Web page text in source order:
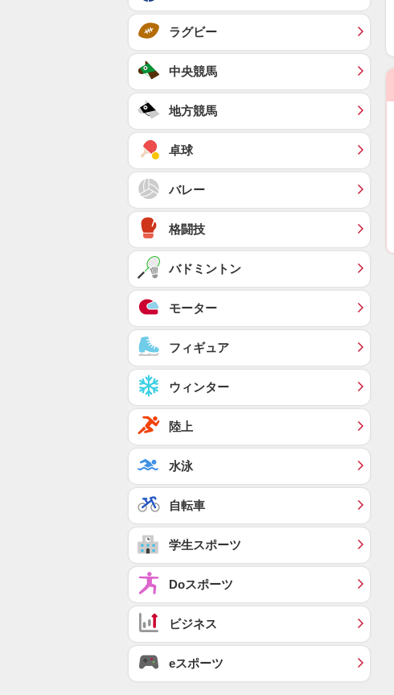
ラグビー
中央競馬
地方競馬
卓球
バレー
格闘技
バドミントン
モーター
フィギュア
ウィンター
陸上
水泳
自転車
学生スポーツ
Doスポーツ
ビジネス
eスポーツ